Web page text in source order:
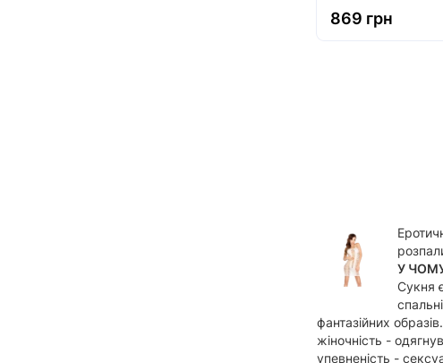
869 грн
У
Сукня
фантазійних
жіночність -
упевненість -